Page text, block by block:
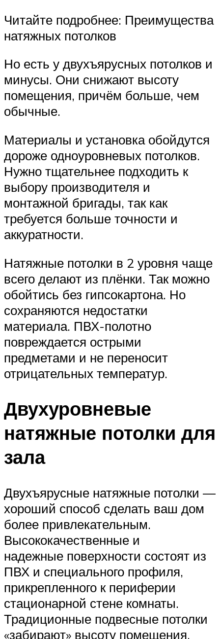
Читайте подробнее: Преимущества
натяжных потолков
Но есть у двухъярусных потолков и
минусы. Они снижают высоту
помещения, причём больше, чем
обычные.
Материалы и установка обойдутся
дороже одноуровневых потолков.
Нужно тщательнее подходить к
выбору производителя и
монтажной бригады, так как
требуется больше точности и
аккуратности.
Натяжные потолки в 2 уровня чаще
всего делают из плёнки. Так можно
обойтись без гипсокартона. Но
сохраняются недостатки
материала. ПВХ-полотно
повреждается острыми
предметами и не переносит
отрицательных температур.
Двухуровневые
натяжные потолки для
зала
Двухъярусные натяжные потолки —
хороший способ сделать ваш дом
более привлекательным.
Высококачественные и
надежные поверхности состоят из
ПВХ и специального профиля,
прикрепленного к периферии
стационарной стене комнаты.
Традиционные подвесные потолки
«забирают» высоту помещения,